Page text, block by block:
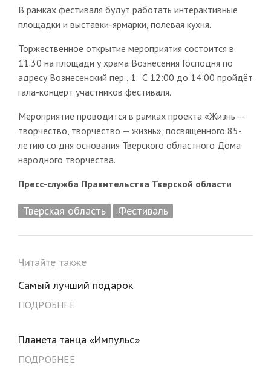
В рамках фестиваля будут работать интерактивные
площадки и выставки-ярмарки, полевая кухня.
Торжественное открытие мероприятия состоится в
11.30 на площади у храма Вознесения Господня по
адресу Вознесенский пер., 1. С 12:00 до 14:00 пройдёт
гала-концерт участников фестиваля.
Мероприятие проводится в рамках проекта «Жизнь —
творчество, творчество — жизнь», посвященного 85-
летию со дня основания Тверского областного Дома
народного творчества.
Пресс-служба Правительства Тверской области
Тверская область Фестиваль
Читайте также
Самый лучший подарок
ПОДРОБНЕЕ
Планета танца «Импульс»
ПОДРОБНЕЕ